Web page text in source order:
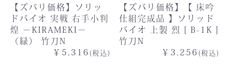
【ズバリ価格】ソリッ
ドバイオ 実戦 右手小判
煌 －KIRAMEKI－
（緑） 竹刀N
￥5,316 (税込)
【ズバリ価格】【 床吟
仕組完成品 】ソリッド
バイオ 上製 烈 [ B-1K ]
竹刀N
￥3,256 (税込)